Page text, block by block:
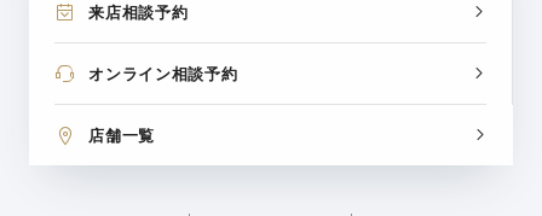
来店相談予約
オンライン相談予約
店舗一覧